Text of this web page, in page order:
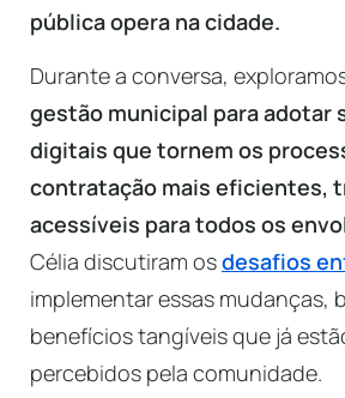
pública opera na cidade.
Durante a conversa,
gestão municipal para adotar
digitais que tornem os
contratação mais eficientes,
acessíveis para todos os
Célia discutiram osdesafios
implementar essas mudanças,
benefícios tangíveis que já
percebidos pela comunidade.